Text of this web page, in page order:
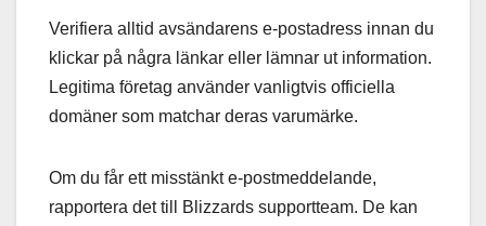
Verifiera alltid avsändarens e-postadress innan du
klickar på några länkar eller lämnar ut information.
Legitima företag använder vanligtvis officiella
domäner som matchar deras varumärke.
Om du får ett misstänkt e-postmeddelande,
rapportera det till Blizzards supportteam. De kan